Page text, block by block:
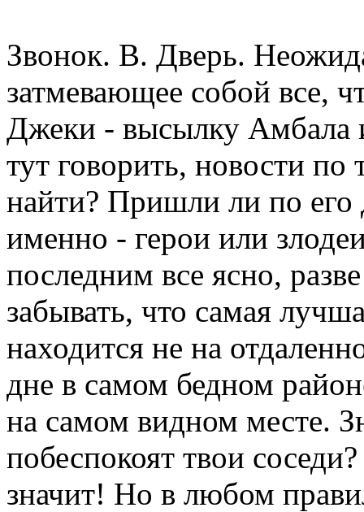
Звонок. В. Дверь.
затмевающее собой все,
Джеки - высылку Амбала
тут говорить, новости по
найти? Пришли ли по его
именно - герои или
последним все ясно,
забывать, что самая
находится не на
дне в самом бедном
на самом видном месте.
побеспокоят твои
значит! Но в любом